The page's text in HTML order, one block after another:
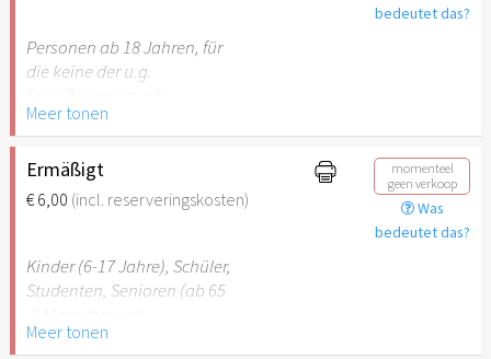
bedeutet das?
Personen ab 18 Jahren, für
die keine der u.g.
Meer tonen
Ermäßigt
€ 6,00 (incl. reserveringskosten)
momenteel
geen verkoop
Was
bedeutet das?
Kinder (6-17 Jahre), Schüler,
Studenten, Senioren (ab 65
Behinderung (ab 50%),
Meer tonen